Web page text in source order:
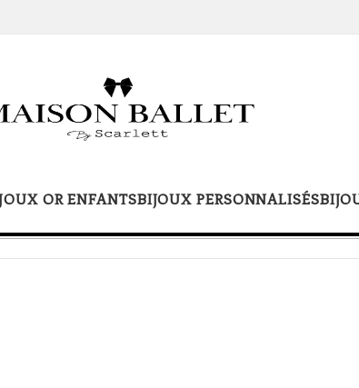
OR ENFANTSBIJOUX PERSONNALISÉS